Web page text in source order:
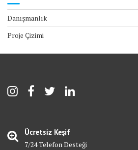
Danışmanlık
Proje Çizimi
Ücretsiz Keşif
7/24 Telefon Desteği